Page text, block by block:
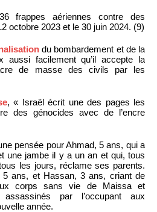
frappes aériennes contre des
octobre 2023 et le 30 juin 2024. (9)
du bombardement et de la
aussi facilement qu’il accepte la
de masse des civils par les
, « Israël écrit une des pages les
des génocides avec de l’encre
pensée pour Ahmad, 5 ans, qui a
une jambe il y a un an et qui, tous
les jours, réclame ses parents.
5 ans, et Hassan, 3 ans, criant de
corps sans vie de Maissa et
par l’occupant aux
année.